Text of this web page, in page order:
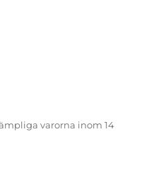
varorna inom 14